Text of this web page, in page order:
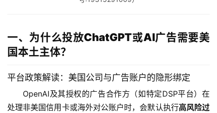
一、为什么投放ChatGPT或AI广告需要美
国本土主体？
平台政策解读：美国公司与广告账户的隐形绑定
OpenAI及其授权的广告合作方（如特定DSP平台）在
处理非美国信用卡或海外对公账户时，会默认执行高风险过